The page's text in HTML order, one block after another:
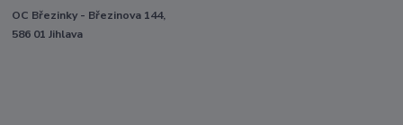
OC Březinky - Březinova 144,
586 01 Jihlava